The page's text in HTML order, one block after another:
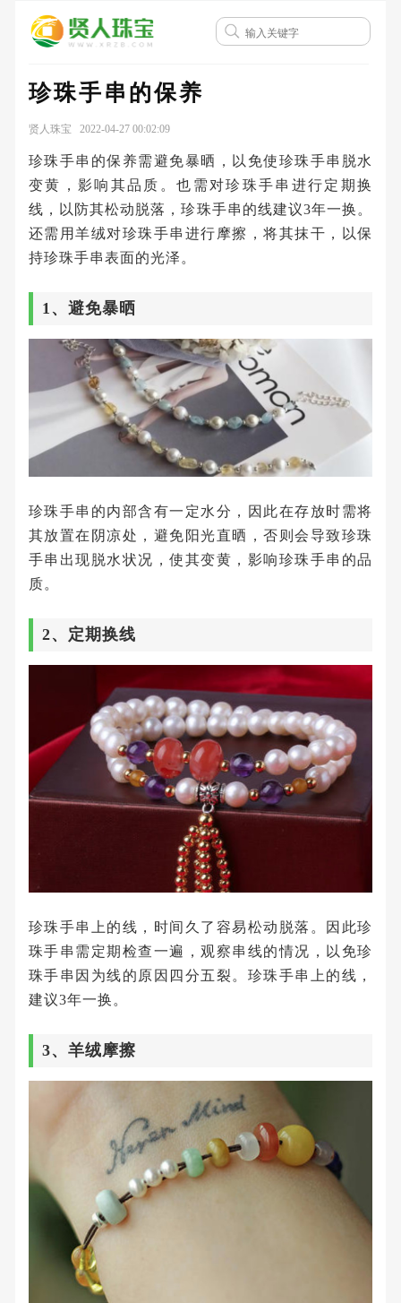
珍珠手串的保养
贤人珠宝 2022-04-27 00:02:09
珍珠手串的保养需避免暴晒，以免使珍珠手串脱水
变黄，影响其品质。也需对珍珠手串进行定期换
线，以防其松动脱落，珍珠手串的线建议3年一换。
还需用羊绒对珍珠手串进行摩擦，将其抹干，以保
持珍珠手串表面的光泽。
1、避免暴晒
珍珠手串的内部含有一定水分，因此在存放时需将
其放置在阴凉处，避免阳光直晒，否则会导致珍珠
手串出现脱水状况，使其变黄，影响珍珠手串的品
质。
2、定期换线
珍珠手串上的线，时间久了容易松动脱落。因此珍
珠手串需定期检查一遍，观察串线的情况，以免珍
珠手串因为线的原因四分五裂。珍珠手串上的线，
建议3年一换。
3、羊绒摩擦